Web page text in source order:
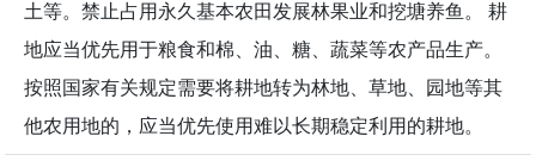
土等。禁止占用永久基本农田发展林果业和挖塘养鱼。 耕
地应当优先用于粮食和棉、油、糖、蔬菜等农产品生产。
按照国家有关规定需要将耕地转为林地、草地、园地等其
他农用地的，应当优先使用难以长期稳定利用的耕地。